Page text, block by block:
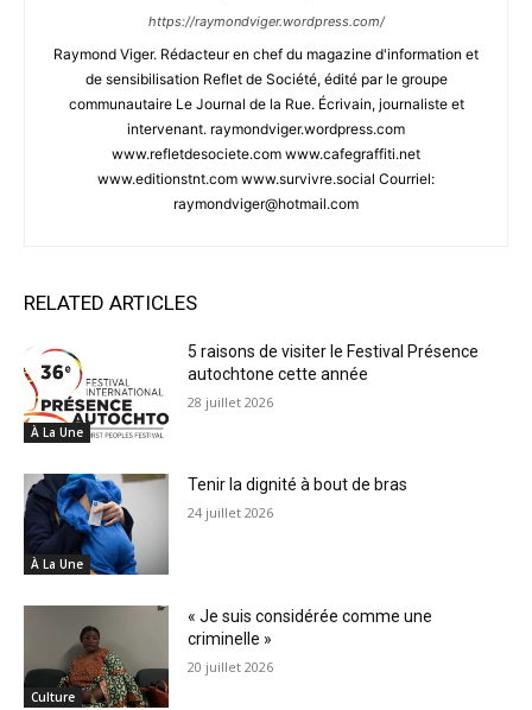
https://raymondviger.wordpress.com/
Raymond Viger. Rédacteur en chef du magazine d'information et
de sensibilisation Reflet de Société, édité par le groupe
communautaire Le Journal de la Rue. Écrivain, journaliste et
intervenant. raymondviger.wordpress.com
www.refletdesociete.com www.cafegraffiti.net
www.editionstnt.com www.survivre.social Courriel:
raymondviger@hotmail.com
RELATED ARTICLES
À La Une
5 raisons de visiter le Festival Présence
autochtone cette année
28 juillet 2026
À La Une
Tenir la dignité à bout de bras
24 juillet 2026
Culture
« Je suis considérée comme une
criminelle »
20 juillet 2026